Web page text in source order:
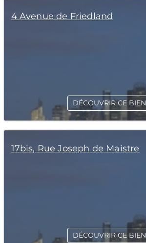
4 Avenue de Friedland
DÉCOUVRIR CE BIEN
17bis, Rue Joseph de Maistre
DÉCOUVRIR CE BIEN